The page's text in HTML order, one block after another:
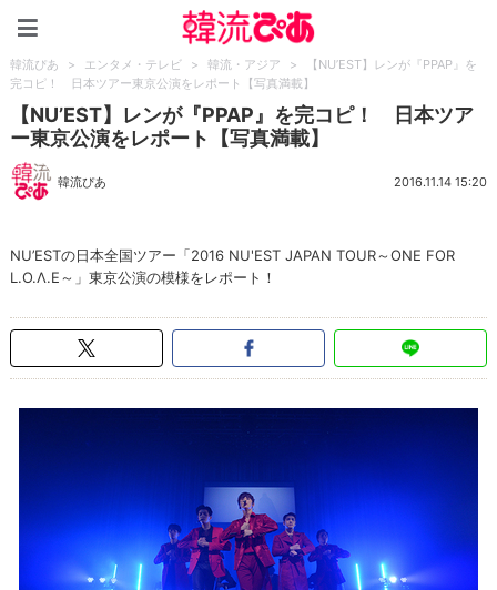
韓流ぴあ > エンタメ・テレビ > 韓流・アジア >
【NU’EST】レンが『PPAP』を
完コピ！ 日本ツアー東京公演をレポート【写真満載】
【NU’EST】レンが『PPAP』を完コピ！ 日本ツア
ー東京公演をレポート【写真満載】
韓流ぴあ 2016.11.14 15:20
NU’ESTの日本全国ツアー「2016 NU'EST JAPAN TOUR～ONE FOR
L.O.Λ.E～」東京公演の模様をレポート！